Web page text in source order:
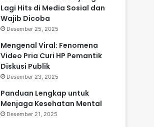
Lagi Hits di Media Sosial dan
Wajib Dicoba
Desember 25, 2025
Mengenal Viral: Fenomena
Video Pria Curi HP Pemantik
Diskusi Publik
Desember 23, 2025
Panduan Lengkap untuk
Menjaga Kesehatan Mental
Desember 21, 2025